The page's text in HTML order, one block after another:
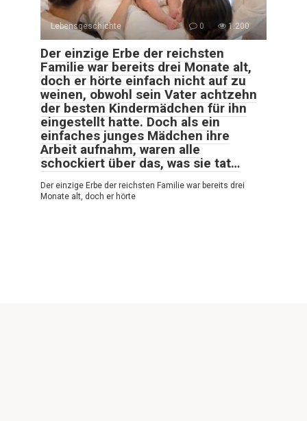
Lebensgeschichte 0 1.200
Der einzige Erbe der reichsten
Familie war bereits drei Monate alt,
doch er hörte einfach nicht auf zu
weinen, obwohl sein Vater achtzehn
der besten Kindermädchen für ihn
eingestellt hatte. Doch als ein
einfaches junges Mädchen ihre
Arbeit aufnahm, waren alle
schockiert über das, was sie tat…
Der einzige Erbe der reichsten Familie war bereits drei
Monate alt, doch er hörte